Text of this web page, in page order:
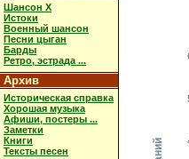
Шансон X
Истоки
Военный шансон
Песни цыган
Барды
Ретро, эстрада ...
Архив
Историческая справка
Хорошая музыка
Афиши, постеры ...
Заметки
Книги
Тексты песен